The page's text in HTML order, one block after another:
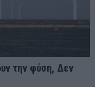
την φύση, Δεν